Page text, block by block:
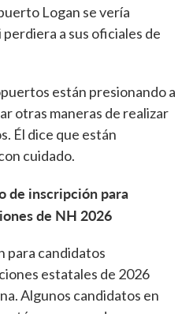
Logan se vería
a sus oficiales de
están presionando a
otras maneras de realizar
Él dice que están
cuidado.
de inscripción para
de NH 2026
para candidatos
estatales de 2026
Algunos candidatos en